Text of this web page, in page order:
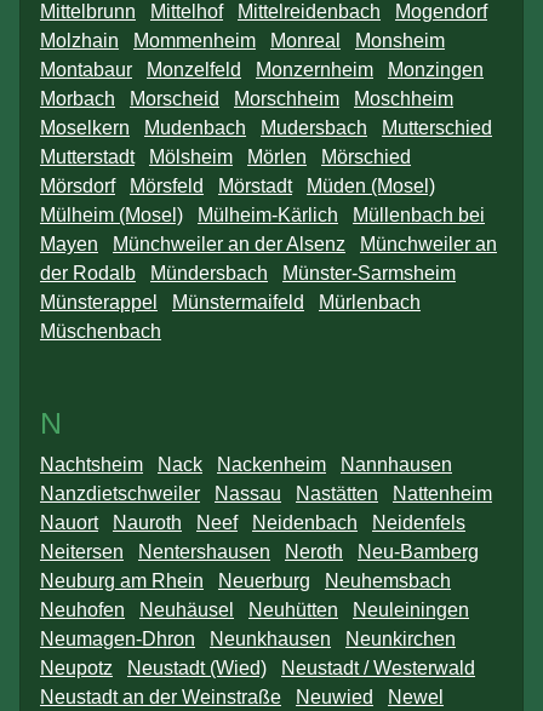
Mittelbrunn
Mittelhof Mittelreidenbach
Mogendorf
Molzhain
Mommenheim Monreal
Monsheim
Montabaur
Monzelfeld Monzernheim
Monzingen
Morbach
Morscheid Morschheim
Moschheim
Moselkern
Mudenbach Mudersbach
Mutterschied
Mutterstadt
Mölsheim Mörlen
Mörschied
Mörsdorf
Mörsfeld Mörstadt
Müden (Mosel)
Mülheim (Mosel)
Mülheim-Kärlich
Müllenbach bei
Mayen
Münchweiler an der Alsenz
Münchweiler an
der Rodalb
Mündersbach
Münster-Sarmsheim
Münsterappel
Münstermaifeld
Mürlenbach
Müschenbach
N
Nachtsheim Nack Nackenheim
Nannhausen
Nanzdietschweiler
Nassau Nastätten
Nattenheim
Nauort
Nauroth Neef Neidenbach
Neidenfels
Neitersen
Nentershausen Neroth
Neu-Bamberg
Neuburg am Rhein
Neuerburg
Neuhemsbach
Neuhofen
Neuhäusel Neuhütten
Neuleiningen
Neumagen-Dhron
Neunkhausen
Neunkirchen
Neupotz
Neustadt (Wied)
Neustadt / Westerwald
Neustadt an der Weinstraße
Neuwied
Newel